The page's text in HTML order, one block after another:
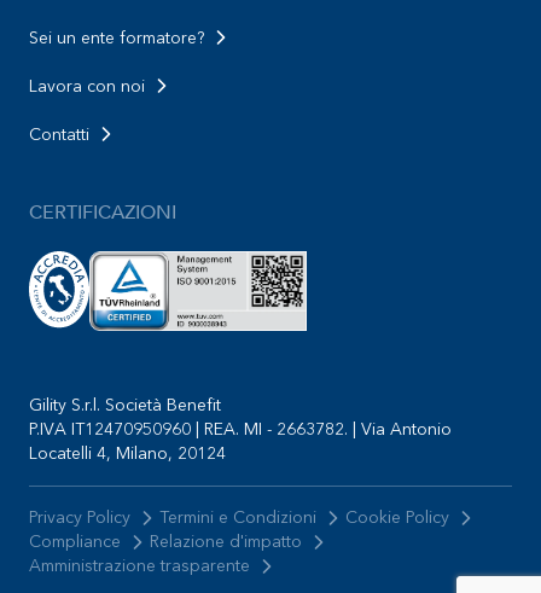
Sei un ente formatore?
Lavora con noi
Contatti
CERTIFICAZIONI
Gility S.r.l. Società Benefit
P.IVA IT12470950960 | REA. MI - 2663782. | Via Antonio
Locatelli 4, Milano, 20124
Privacy Policy Termini e Condizioni
Cookie Policy
Compliance
Relazione d'impatto
Amministrazione trasparente